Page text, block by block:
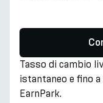
Tasso di cambio
istantaneo e fino
EarnPark.